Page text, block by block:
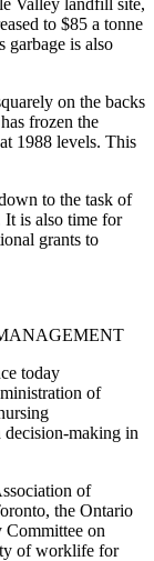
to $85 a tonne
garbage is also
on the backs
frozen the
1988 levels. This
to the task of
It is also time for
grants to
today
of
decision-making in
of
the Ontario
Committee on
of worklife for